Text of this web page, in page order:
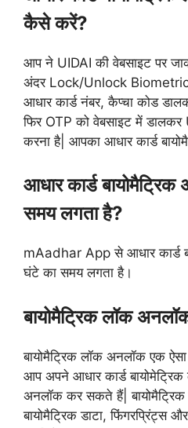
कैसे करें?
आप ने UIDAI की वेबसाइट पर
अंदर Lock/Unlock
आधार कार्ड नंबर, कैप्चा कोड
फिर OTP को वेबसाइट में
करना है| आपका आधार कार्ड
आधार कार्ड
समय लगता है?
mAadhar App से आधार कार्ड
घंटे का समय लगता है।
बायोमैट्रिक लॉक
बायोमैट्रिक लॉक अनलॉक एक
आप अपने आधार कार्ड
अनलॉक कर सकते हैं|
बायोमैट्रिक डाटा, फिंगरप्रिंट्स